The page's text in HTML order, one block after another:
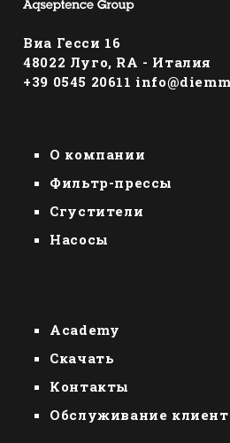
Виа Гесси 16
48022 Луго, RА - Италия
+39 0545 20611
О компании
Фильтр-прессы
Сгустители
Насосы
Academy
Скачать
Контакты
Обслуживание